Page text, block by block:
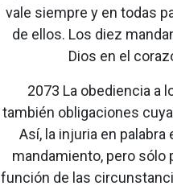
vale siempre y en todas
de ellos. Los diez
Dios en el
2073 La obediencia a
también obligaciones
Así, la injuria en
mandamiento, pero sólo
función de las